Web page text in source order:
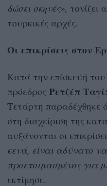
δώσει σκηνές», τονίζει
τουρκικές αρχές.
Οι επικρίσεις στον
Κατά την επίσκεψή
πρόεδρος Ρετζέπ
Τετάρτη παραδέχθηκε
στη διαχείριση της
αυξάνονται οι
κενά, είναι αδύνατο να
προετοιμασμένος για
εκτίμησε.